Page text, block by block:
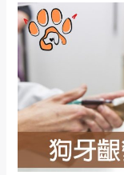
切
除？
瘓、
關
節
炎、
腎
臟